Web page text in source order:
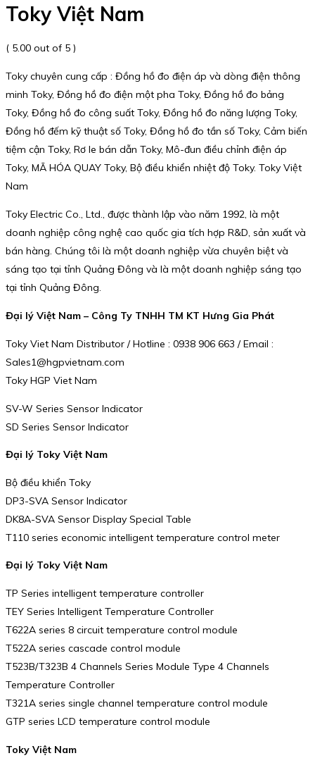
Toky Việt Nam
( 5.00 out of 5 )
Toky chuyên cung cấp : Đồng hồ đo điện áp và dòng điện thông
minh Toky, Đồng hồ đo điện một pha Toky, Đồng hồ đo bảng
Toky, Đồng hồ đo công suất Toky, Đồng hồ đo năng lượng Toky,
Đồng hồ đếm kỹ thuật số Toky, Đồng hồ đo tần số Toky, Cảm biến
tiệm cận Toky, Rơ le bán dẫn Toky, Mô-đun điều chỉnh điện áp
Toky, MÃ HÓA QUAY Toky, Bộ điều khiển nhiệt độ Toky. Toky Việt
Nam
Toky Electric Co., Ltd., được thành lập vào năm 1992, là một
doanh nghiệp công nghệ cao quốc gia tích hợp R&D, sản xuất và
bán hàng. Chúng tôi là một doanh nghiệp vừa chuyên biệt và
sáng tạo tại tỉnh Quảng Đông và là một doanh nghiệp sáng tạo
tại tỉnh Quảng Đông.
Đại lý Việt Nam – Công Ty TNHH TM KT Hưng Gia Phát
Toky Viet Nam Distributor / Hotline : 0938 906 663 / Email :
Sales1@hgpvietnam.com
Toky HGP Viet Nam
SV-W Series Sensor Indicator
SD Series Sensor Indicator
Đại lý Toky Việt Nam
Bộ điều khiển Toky
DP3-SVA Sensor Indicator
DK8A-SVA Sensor Display Special Table
T110 series economic intelligent temperature control meter
Đại lý Toky Việt Nam
TP Series intelligent temperature controller
TEY Series Intelligent Temperature Controller
T622A series 8 circuit temperature control module
T522A series cascade control module
T523B/T323B 4 Channels Series Module Type 4 Channels
Temperature Controller
T321A series single channel temperature control module
GTP series LCD temperature control module
Toky Việt Nam